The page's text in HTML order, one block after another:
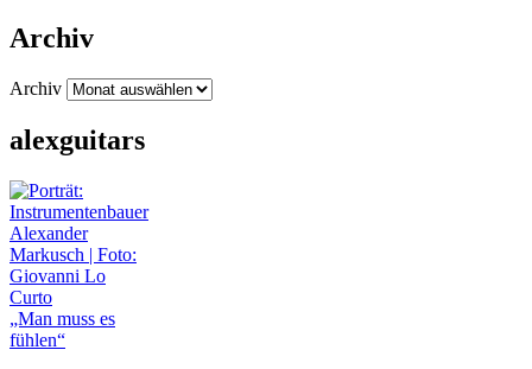
Archiv
Archiv
alexguitars
„Man muss es
fühlen“